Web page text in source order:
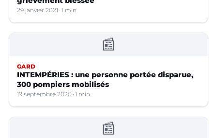
29 janvier 2021 1 min
📰
GARD
INTEMPÉRIES : une personne portée disparue,
300 pompiers mobilisés
19 septembre 2020 1 min
📰